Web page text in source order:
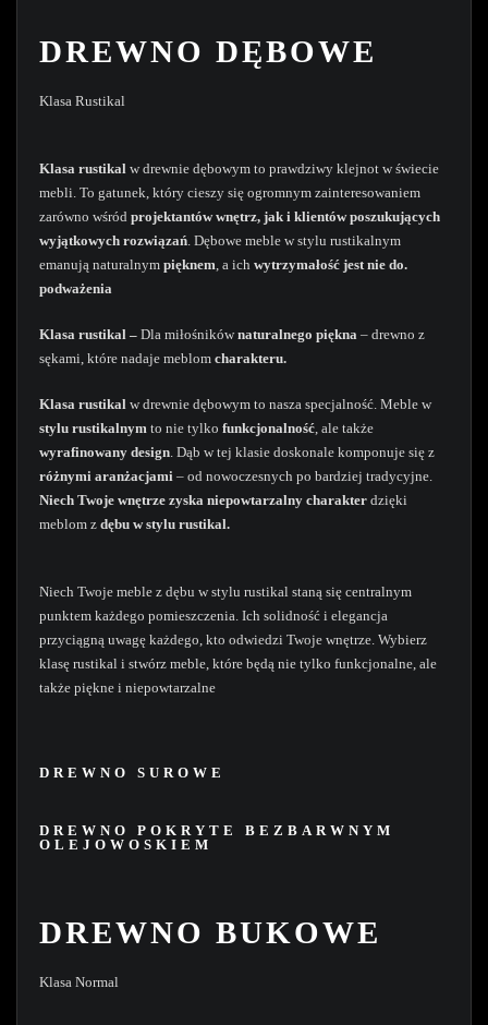
DREWNO DĘBOWE
Klasa Rustikal
Klasa rustikal w drewnie dębowym to prawdziwy klejnot w świecie
mebli. To gatunek, który cieszy się ogromnym zainteresowaniem
zarówno wśród projektantów wnętrz, jak i klientów poszukujących
wyjątkowych rozwiązań. Dębowe meble w stylu rustikalnym
emanują naturalnym pięknem, a ich wytrzymałość jest nie do.
podważenia
Klasa rustikal – Dla miłośników naturalnego piękna – drewno z
sękami, które nadaje meblom charakteru.
Klasa rustikal w drewnie dębowym to nasza specjalność. Meble w
stylu rustikalnym to nie tylko funkcjonalność, ale także
wyrafinowany design. Dąb w tej klasie doskonale komponuje się z
różnymi aranżacjami – od nowoczesnych po bardziej tradycyjne.
Niech Twoje wnętrze zyska niepowtarzalny charakter dzięki
meblom z dębu w stylu rustikal.
Niech Twoje meble z dębu w stylu rustikal staną się centralnym
punktem każdego pomieszczenia. Ich solidność i elegancja
przyciągną uwagę każdego, kto odwiedzi Twoje wnętrze. Wybierz
klasę rustikal i stwórz meble, które będą nie tylko funkcjonalne, ale
także piękne i niepowtarzalne
DREWNO SUROWE
DREWNO POKRYTE BEZBARWNYM
OLEJOWOSKIEM
DREWNO BUKOWE
Klasa Normal